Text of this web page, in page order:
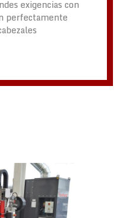
exigencias con
perfectamente